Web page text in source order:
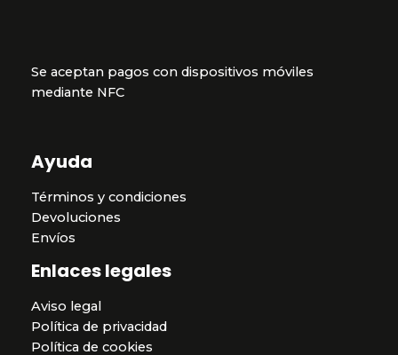
Se aceptan pagos con dispositivos móviles
mediante NFC
Ayuda
Términos y condiciones
Devoluciones
Envíos
Enlaces legales
Aviso legal
Política de privacidad
Política de cookies